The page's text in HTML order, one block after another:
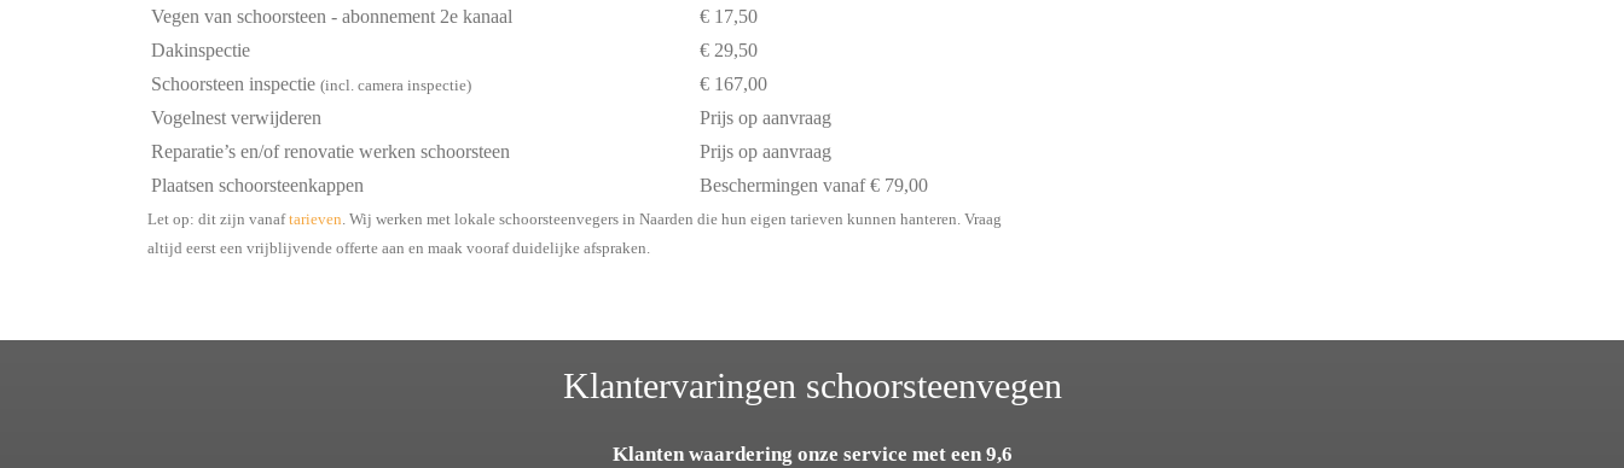
Vegen van schoorsteen - abonnement 2e kanaal
€ 17,50
Dakinspectie
€ 29,50
Schoorsteen inspectie (incl. camera inspectie)
€ 167,00
Vogelnest verwijderen
Prijs op aanvraag
Reparatie’s en/of renovatie werken schoorsteen
Prijs op aanvraag
Plaatsen schoorsteenkappen
Beschermingen vanaf € 79,00
Let op: dit zijn vanaftarieven . Wij werken met lokale schoorsteenvegers in Naarden die hun eigen tarieven kunnen hanteren. Vraag
altijd eerst een vrijblijvende offerte aan en maak vooraf duidelijke afspraken.
Klantervaringen schoorsteenvegen
Klanten waardering onze service met een 9,6